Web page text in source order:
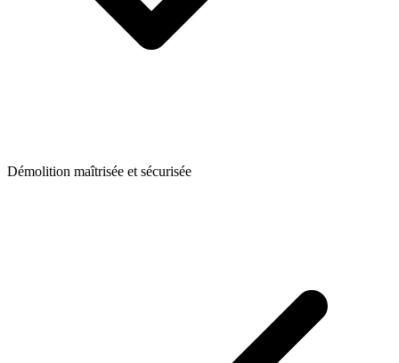
Démolition maîtrisée et sécurisée